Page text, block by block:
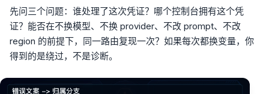
先问三个问题：谁处理了这次凭证？哪个控制台拥有这个凭
证？能否在不换模型、不换 provider、不改 prompt、不改
region 的前提下，同一路由复现一次？如果每次都换变量，你
得到的是绕过，不是诊断。